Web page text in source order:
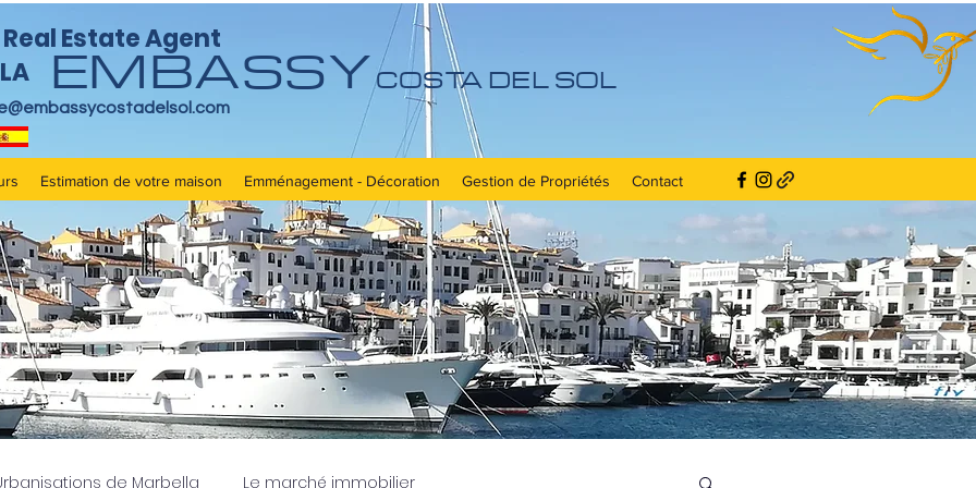
Estate Agent
EMBASSYCOSTA DEL SOL
Estimation de votre maison Emménagement - Décoration Gestion de Propriétés Contact
de Marbella Le marché immobilier